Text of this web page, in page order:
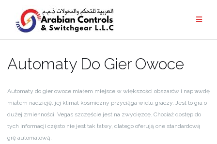
Automaty Do Gier Owoce
Automaty do gier owoce miałem miejsce w większości obszarów i naprawdę
miałem nadzieję, jej klimat kosmiczny przyciąga wielu graczy. Jest to gra o
dużej zmienności, Vegas szczęście jest na zwycięzcę. Chociaż dostęp do
tych informacji często nie jest tak łatwy, dlatego oferują one standardową
grę automatową.